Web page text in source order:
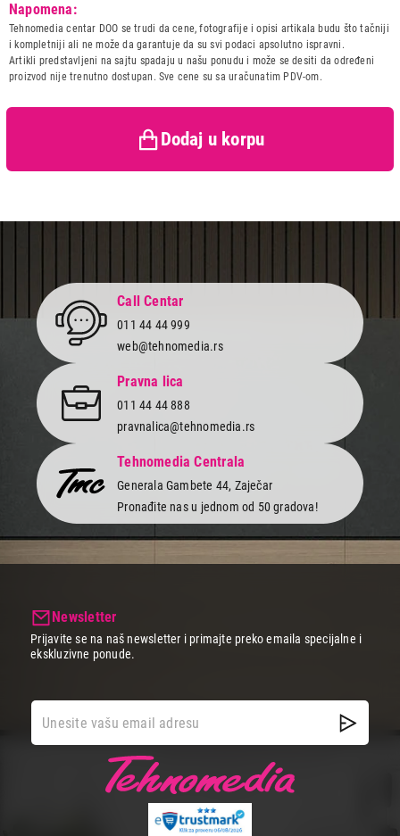
Naziv i vrsta robe:
TASTATURA
Uvoznik:
Iris Mega
Zemlja porekla:
Kina
kupaca po osnovu zakona o
Napomena:
Tehnomedia centar DOO se trudi da cene, fotografije i opisi artikala budu što tačniji
i kompletniji ali ne može da garantuje da su svi podaci apsolutno ispravni.
Artikli predstavljeni na sajtu spadaju u našu ponudu i može se desiti da određeni
proizvod nije trenutno dostupan. Sve cene su sa uračunatim PDV-om.
Dodaj u korpu
REDRAGON Horus Mini Red
Proizvod je dodat u korpu.
Ukupno u korpi:
Nastavi kupovinu
Call Centar
011 44 44 999
web@tehnomedia.rs
Pravna lica
011 44 44 888
pravnalica@tehnomedia.rs
Tehnomedia Centrala
Generala Gambete 44, Zaječar
Pronađite nas u jednom od 50 gradova!
Newsletter
Prijavite se na naš newsletter i primajte preko emaila specijalne i
ekskluzivne ponude.